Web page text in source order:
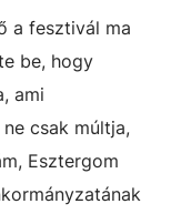
a fesztivál ma
be, hogy
ami
csak múltja,
Esztergom